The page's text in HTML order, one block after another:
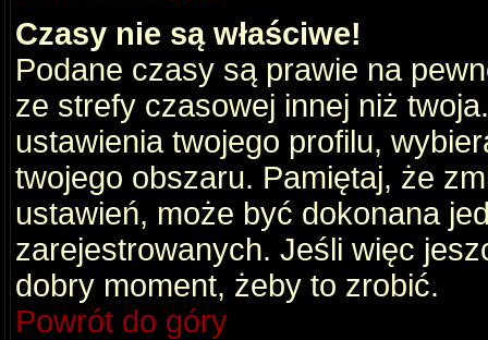
Czasy nie są właściwe!
Podane czasy są prawie na
ze strefy czasowej innej niż
ustawienia twojego profilu,
twojego obszaru. Pamiętaj, że
ustawień, może być dokonana
zarejestrowanych. Jeśli więc
dobry moment, żeby to zrobić.
Powrót do góry